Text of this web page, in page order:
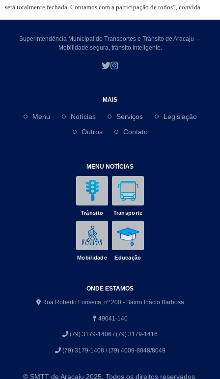
será totalmente fechada. Contamos com a participação de todos”, convida.
Superintendência Municipal de Transportes e Trânsito de Aracaju —
Mobilidade segura, trânsito inteligente.
MAIS
Menu Notícias Serviços
Legislação
Outros
Contato
MENU NOTÍCIAS
Trânsito Transporte
Mobilidade Educação
ONDE ESTAMOS
Rua Roberto Fonseca, nº 200 - Bairro Inácio Barbosa
49041-140
(79) 3179-1406 / (79) 3179-1416
(79) 3179-1408 / (79) 4009-8048/8049
© SMTT de Aracaju 2025. Todos os direitos reservados.